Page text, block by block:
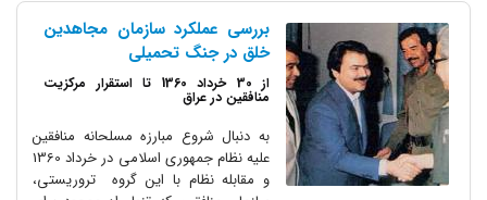
بررسی عملکرد سازمان مجاهدین
خلق در جنگ تحمیلی
از 30 خرداد 1360 تا استقرار مرکزیت
منافقین در عراق
به دنبال شروع مبارزه مسلحانه منافقین
علیه نظام جمهوری اسلامی در خرداد 1360
و مقابله نظام با این گروه تروریستی،